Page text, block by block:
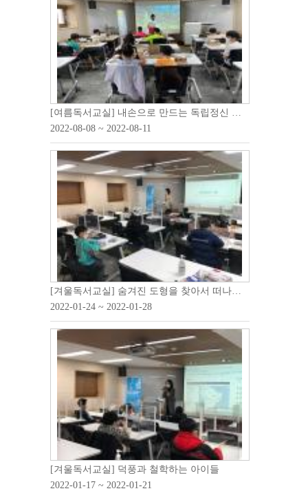
2022-08-08 ~ 2022-08-11
[겨울독서교실] 숨겨진 도형을 찾아서 떠나는 미술여행
2022-01-24 ~ 2022-01-28
[겨울독서교실] 덕풍과 철학하는 아이들
2022-01-17 ~ 2022-01-21